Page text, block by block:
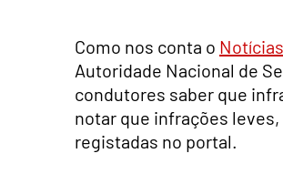
Como nos conta o
Autoridade Nacional de
condutores saber que
notar que infrações
registadas no portal.